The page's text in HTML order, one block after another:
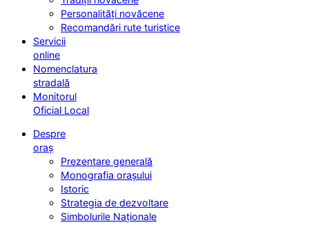
Personalități novăcene
Recomandări rute turistice
Servicii
online
Nomenclatura
stradală
Monitorul
Oficial Local
Despre
oraș
Prezentare generală
Monografia orașului
Istoric
Strategia de dezvoltare
Simbolurile Naționale